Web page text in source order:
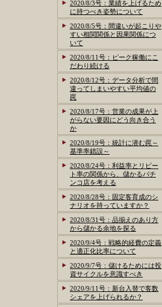
2020/8/3号：業績を上げるため
に持つべき姿勢について
2020/8/5号：間違いが起こりや
すい相関関係と因果関係につ
いて
2020/8/11号：ピーク稼働にこ
だわり続ける
2020/8/12号：データ分析で間
違ってしまいやすい平均値の
罠
2020/8/17号：営業の成果が上
がらない要因にどう向き合う
か
2020/8/19号：統計に潜む罠～
基準率錯誤～
2020/8/24号：利益率とリピー
ト率の関係から、儲かるパチ
ンコ店を考える
2020/8/28号：固定客育成のシ
ナリオを持っていますか？
2020/8/31号：品揃えのあり方
から儲かる余地を探る
2020/9/4号：戦略的経費の定義
と適正化比率について
2020/9/7号：儲けるためには投
資サイクルを意識すべき
2020/9/11号：新台入替で客数
シェアを上げられるか？